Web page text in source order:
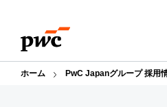
content
footer
ホーム PwC Japanグループ 採用